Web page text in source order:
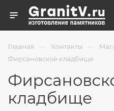
Главная — Контакты —
Фирсановское кладбище
кладбище